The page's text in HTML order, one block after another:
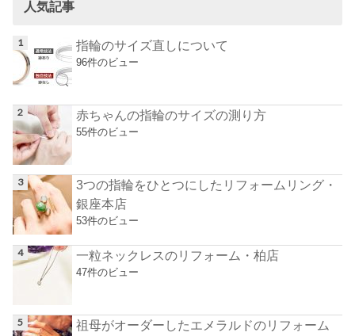
人気記事
指輪のサイズ直しについて
96件のビュー
赤ちゃんの指輪のサイズの測り方
55件のビュー
3つの指輪をひとつにしたリフォームリング・
銀座本店
53件のビュー
一粒ネックレスのリフォーム・柏店
47件のビュー
祖母がオーダーしたエメラルドのリフォーム